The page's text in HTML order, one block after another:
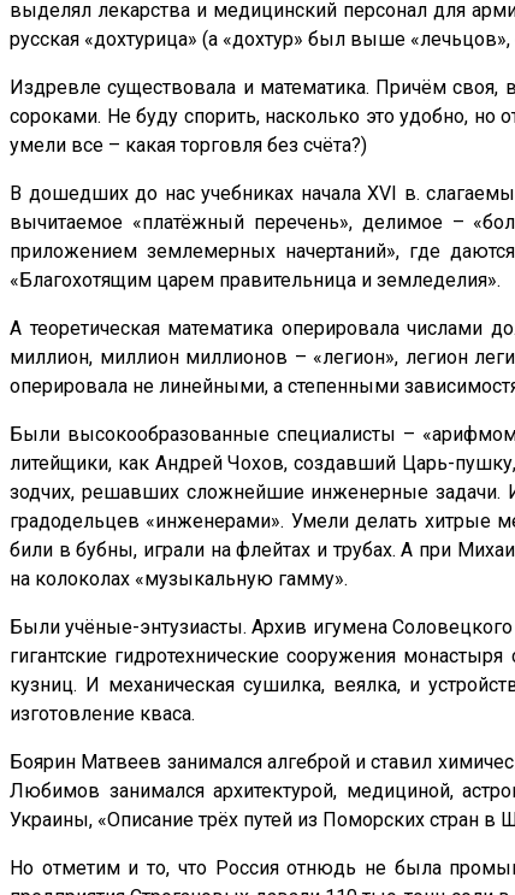
выделял лекарства и медицинский персонал для
русская «дохтурица» (а «дохтур» был выше
Издревле существовала и математика. Причём своя,
сороками. Не буду спорить, насколько это удобно, но
умели все – какая торговля без счёта?)
В дошедших до нас учебниках начала XVI в.
вычитаемое «платёжный перечень», делимое –
приложением землемерных начертаний», где
«Благохотящим царем правительница и земледелия».
А теоретическая математика оперировала числами
миллион, миллион миллионов – «легион», легион
оперировала не линейными, а степенными
Были высокообразованные специалисты –
литейщики, как Андрей Чохов, создавший Царь-
зодчих, решавших сложнейшие инженерные задачи.
градодельцев «инженерами». Умели делать
били в бубны, играли на флейтах и трубах. А при
на колоколах «музыкальную гамму».
Были учёные-энтузиасты. Архив игумена
гигантские гидротехнические сооружения
кузниц. И механическая сушилка, веялка, и
изготовление кваса.
Боярин Матвеев занимался алгеброй и ставил
Любимов занимался архитектурой, медициной,
Украины, «Описание трёх путей из Поморских стран
Но отметим и то, что Россия отнюдь не была